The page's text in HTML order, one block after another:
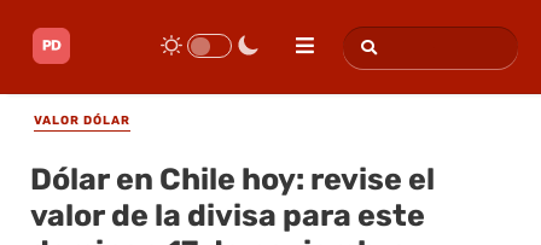
VALOR DÓLAR
Dólar en Chile hoy: revise el
valor de la divisa para este